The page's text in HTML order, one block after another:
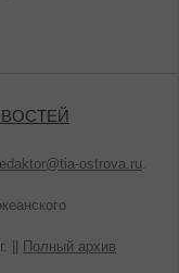
ostrova.ru.
||
Полный архив